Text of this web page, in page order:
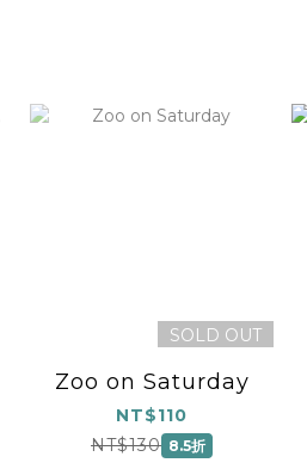
SOLD OUT
Zoo on Saturday
NT$110
NT$130 8.5折